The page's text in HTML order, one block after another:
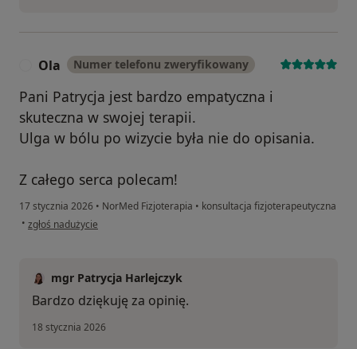
Ola Numer telefonu zweryfikowany
Pani Patrycja jest bardzo empatyczna i
skuteczna w swojej terapii.
Ulga w bólu po wizycie była nie do opisania.
Z całego serca polecam!
17 stycznia 2026 • NorMed Fizjoterapia • konsultacja fizjoterapeutyczna
• w opinii użytkownika Ola
zgłoś nadużycie
mgr Patrycja Harlejczyk
Bardzo dziękuję za opinię.
18 stycznia 2026